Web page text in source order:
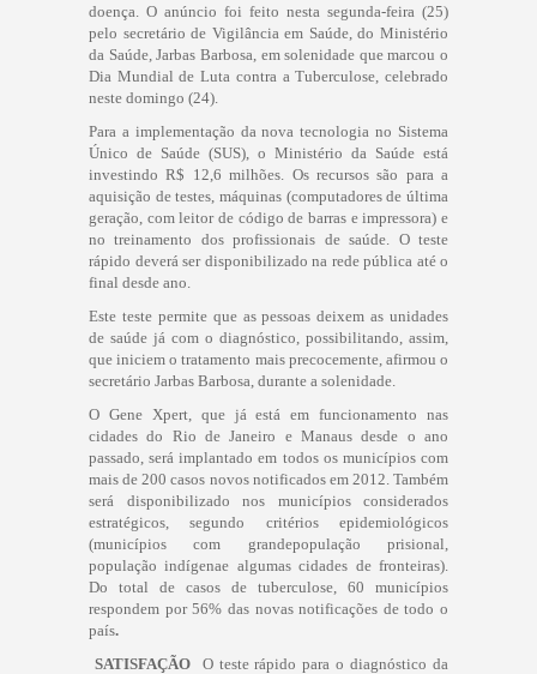
doença. O anúncio foi feito nesta segunda-feira (25)
pelo secretário de Vigilância em Saúde, do Ministério
da Saúde, Jarbas Barbosa, em solenidade que marcou o
Dia Mundial de Luta contra a Tuberculose, celebrado
neste domingo (24).
Para a implementação da nova tecnologia no Sistema
Único de Saúde (SUS), o Ministério da Saúde está
investindo R$ 12,6 milhões. Os recursos são para a
aquisição de testes, máquinas (computadores de última
geração, com leitor de código de barras e impressora) e
no treinamento dos profissionais de saúde. O teste
rápido deverá ser disponibilizado na rede pública até o
final desde ano.
Este teste permite que as pessoas deixem as unidades
de saúde já com o diagnóstico, possibilitando, assim,
que iniciem o tratamento mais precocemente, afirmou o
secretário Jarbas Barbosa, durante a solenidade.
O Gene Xpert, que já está em funcionamento nas
cidades do Rio de Janeiro e Manaus desde o ano
passado, será implantado em todos os municípios com
mais de 200 casos novos notificados em 2012. Também
será disponibilizado nos municípios considerados
estratégicos, segundo critérios epidemiológicos
(municípios com grandepopulação prisional,
população indígenae algumas cidades de fronteiras).
Do total de casos de tuberculose, 60 municípios
respondem por 56% das novas notificações de todo o
país.
SATISFAÇÃO
 O teste rápido para o diagnóstico da